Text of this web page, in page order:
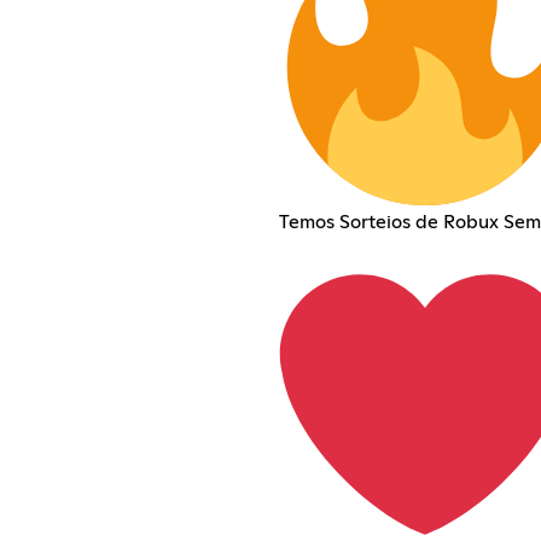
Temos Sorteios de Robux